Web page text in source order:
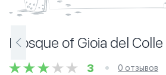
Mosque of Gioia del Colle
3 0 отзывов